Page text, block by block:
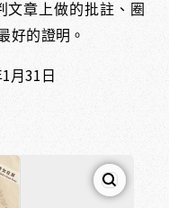
文章上做的批註、圈
好的證明。
1 月 31 日